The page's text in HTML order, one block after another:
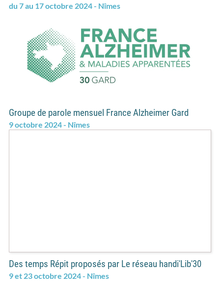
du 7 au 17 octobre 2024 - Nîmes
Groupe de parole mensuel France Alzheimer Gard
9 octobre 2024 - Nîmes
Des temps Répit proposés par Le réseau handi'Lib'30
9 et 23 octobre 2024 - Nîmes